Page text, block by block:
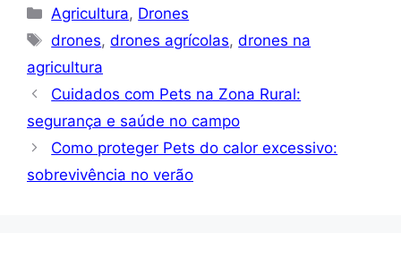
Categorias
Agricultura, Drones
Tags
drones,drones agrícolas,drones na
agricultura
Cuidados com Pets na Zona Rural:
segurança e saúde no campo
Como proteger Pets do calor excessivo:
sobrevivência no verão